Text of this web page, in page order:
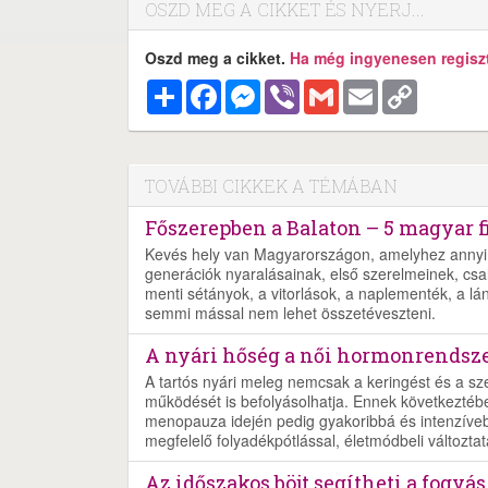
OSZD MEG A CIKKET ÉS NYERJ...
Oszd meg a cikket. Ha még ingyenesen
MegosztásFacebookMessenger
Viber Gmail Email
TOVÁBBI CIKKEK A TÉMÁBAN
Főszerepben a Balaton – 5
Kevés hely van Magyarországon, amelyhez
generációk nyaralásainak, első szerelmeinek,
menti sétányok, a vitorlások, a naplementék, a
semmi mással nem lehet összetéveszteni.
A nyári hőség a női
A tartós nyári meleg nemcsak a keringést és a
működését is befolyásolhatja. Ennek
menopauza idején pedig gyakoribbá és
megfelelő folyadékpótlással, életmódbeli